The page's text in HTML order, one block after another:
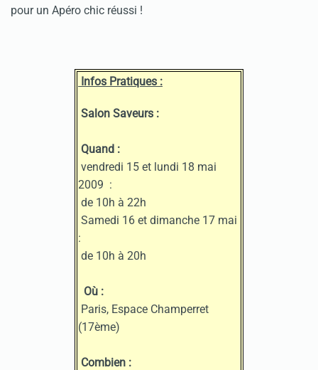
pour un Apéro chic réussi !
Infos Pratiques :
Salon Saveurs :
Quand :
vendredi 15 et lundi 18 mai
2009 :
de 10h à 22h
Samedi 16 et dimanche 17 mai
:
de 10h à 20h
Où :
Paris, Espace Champerret
(17ème)
Combien :